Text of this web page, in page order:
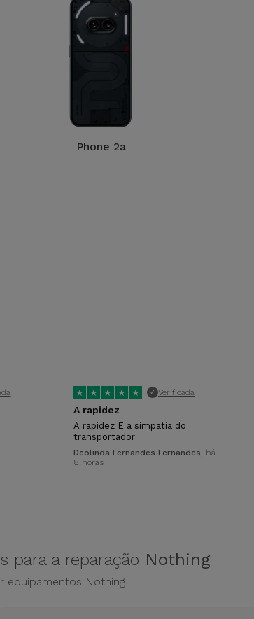
Phone 2a
★ ★ ★ ★ ★ ✓ Verificada
A rapidez
A rapidez E a simpatia do
transportador
Deolinda Fernandes Fernandes, há
8 horas
para a reparação Nothing
equipamentos Nothing